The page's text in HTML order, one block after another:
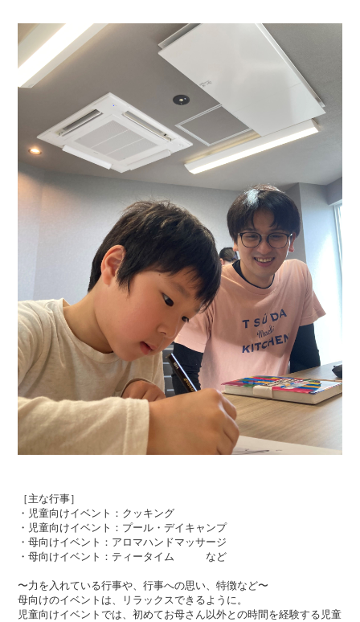
［主な行事］
・児童向けイベント：クッキング
・児童向けイベント：プール・デイキャンプ
・母向けイベント：アロマハンドマッサージ
・母向けイベント：ティータイム など
〜力を入れている行事や、行事への思い、特徴など〜
母向けのイベントは、リラックスできるように。
児童向けイベントでは、初めてお母さん以外との時間を経験する児童